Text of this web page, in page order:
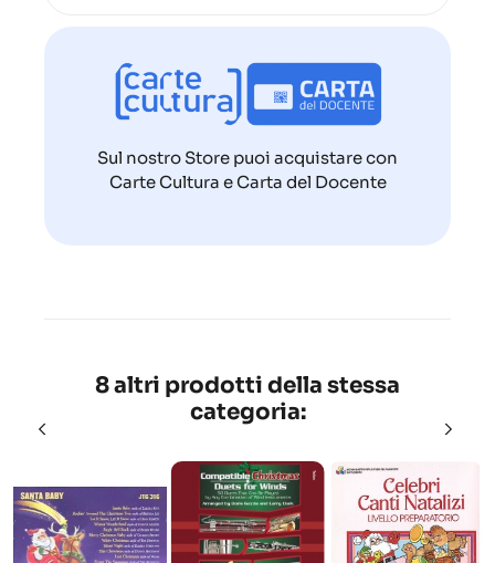
Sul nostro Store puoi acquistare con
Carte Cultura e Carta del Docente
8 altri prodotti della stessa
categoria: